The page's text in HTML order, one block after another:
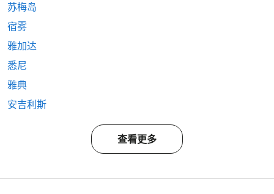
苏梅岛
宿雾
雅加达
悉尼
雅典
安吉利斯
查看更多